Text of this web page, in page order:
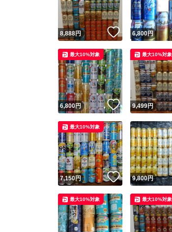
8,888円 いいね！
6,800円
6,800円 いいね！
最大10%対象
9,499円
最大10%対象
7,150円 いいね！
最大10%対象
9,800円
最大10%対象 最大10%対象